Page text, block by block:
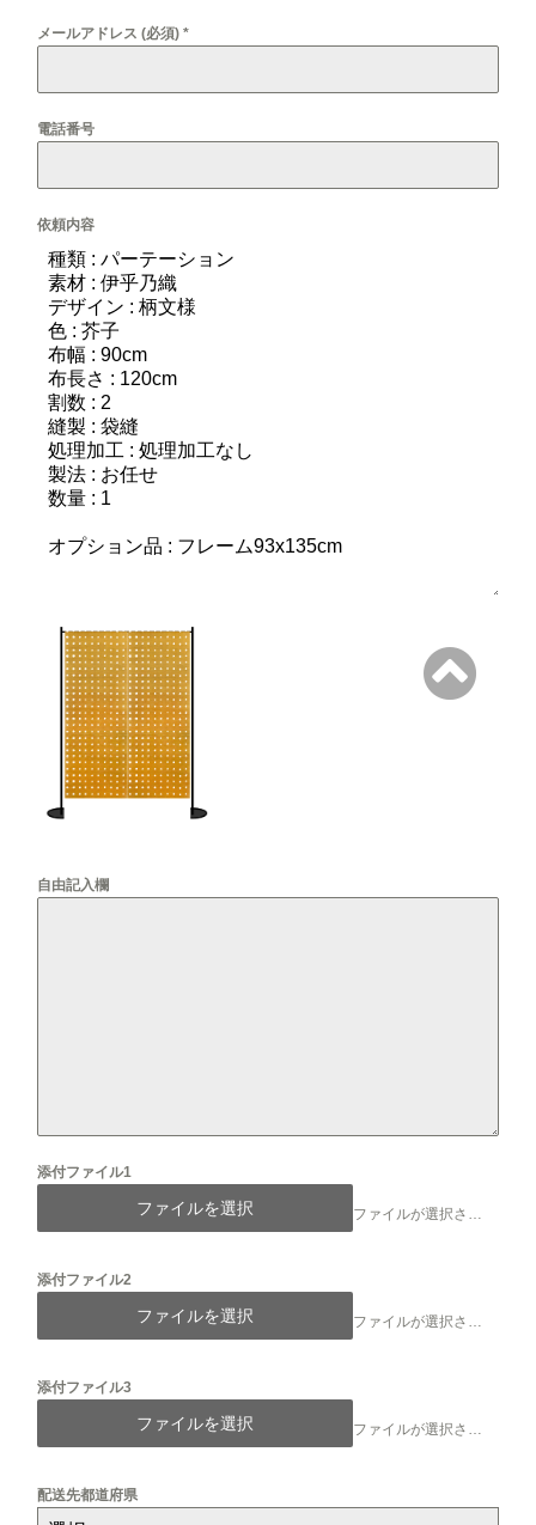
メールアドレス (必須) *
電話番号
依頼内容
自由記入欄
添付ファイル1
ファイルを選択 ファイルが選択されていません
添付ファイル2
ファイルを選択 ファイルが選択されていません
添付ファイル3
ファイルを選択 ファイルが選択されていません
配送先都道府県